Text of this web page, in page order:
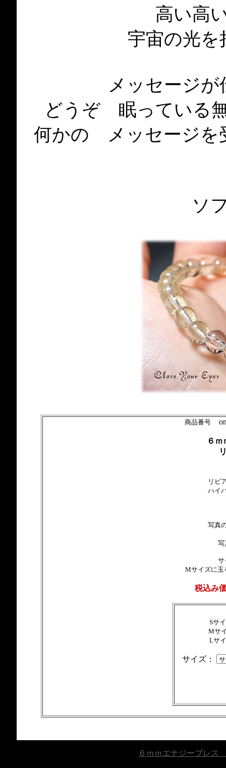
高い高
宇宙の光を
メッセージ
どうぞ 眠っている
何かの メッセージを
ソ
商品番号
６
リビ
ハイ
写真
写
サ
Mサイズに玉
税込み
Sサ
Mサ
Lサ
サイズ：
６ｍｍエナジーブレ